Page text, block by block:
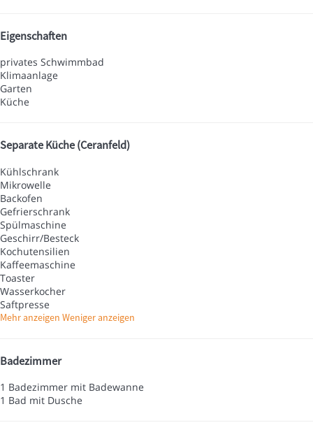
Eigenschaften
privates Schwimmbad
Klimaanlage
Garten
Küche
Separate Küche (Ceranfeld)
Kühlschrank
Mikrowelle
Backofen
Gefrierschrank
Spülmaschine
Geschirr/Besteck
Kochutensilien
Kaffeemaschine
Toaster
Wasserkocher
Saftpresse
Mehr anzeigen Weniger anzeigen
Badezimmer
1 Badezimmer mit Badewanne
1 Bad mit Dusche